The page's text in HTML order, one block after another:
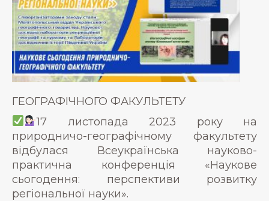
ГЕОГРАФІЧНОГО ФАКУЛЬТЕТУ
17 листопада 2023 року на
природничо-географічному факультету
відбулася Всеукраїнська науково-
практична конференція «Наукове
сьогодення: перспективи розвитку
регіональної науки».